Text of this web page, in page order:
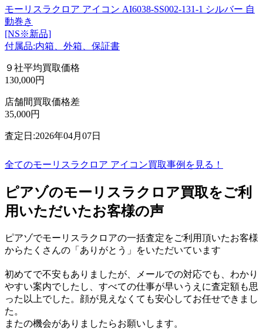
モーリスラクロア アイコン AI6038-SS002-131-1 シルバー 自
動巻き
[NS※新品]
付属品:内箱、外箱、保証書
９社平均買取価格
130,000円
店舗間買取価格差
35,000円
査定日:2026年04月07日
全てのモーリスラクロア アイコン買取事例を見る！
ピアゾのモーリスラクロア買取をご利
用いただいたお客様の声
ピアゾでモーリスラクロアの一括査定をご利用頂いたお客様
からたくさんの「ありがとう」をいただいています
初めてで不安もありましたが、メールでの対応でも、わかり
やすい案内でしたし、すべての仕事が早いうえに査定額も思
った以上でした。顔が見えなくても安心してお任せできまし
た。
またの機会がありましたらお願いします。